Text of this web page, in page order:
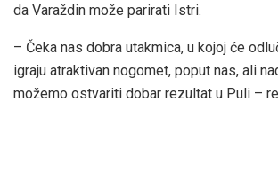
da Varaždin može parirati Istri.
– Čeka nas dobra utakmica, u kojoj će
igraju atraktivan nogomet, poput nas, ali
možemo ostvariti dobar rezultat u Puli –